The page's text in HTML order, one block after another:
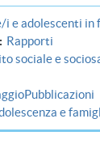
i e adolescenti in
Rapporti
sociale e
Pubblicazioni
e